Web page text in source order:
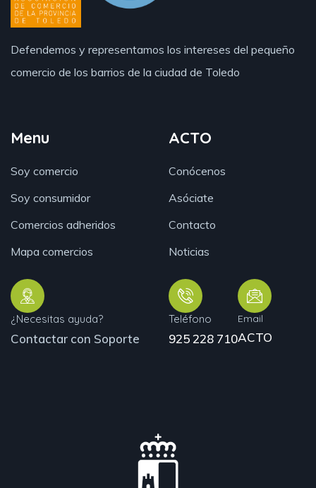
Defendemos y representamos los intereses del pequeño
comercio de los barrios de la ciudad de Toledo
Menu
Soy comercio
Soy consumidor
Comercios adheridos
Mapa comercios
¿Necesitas ayuda?
Contactar con Soporte
ACTO
Conócenos
Asóciate
Contacto
Noticias
Teléfono
925 228 710
Email
ACTO